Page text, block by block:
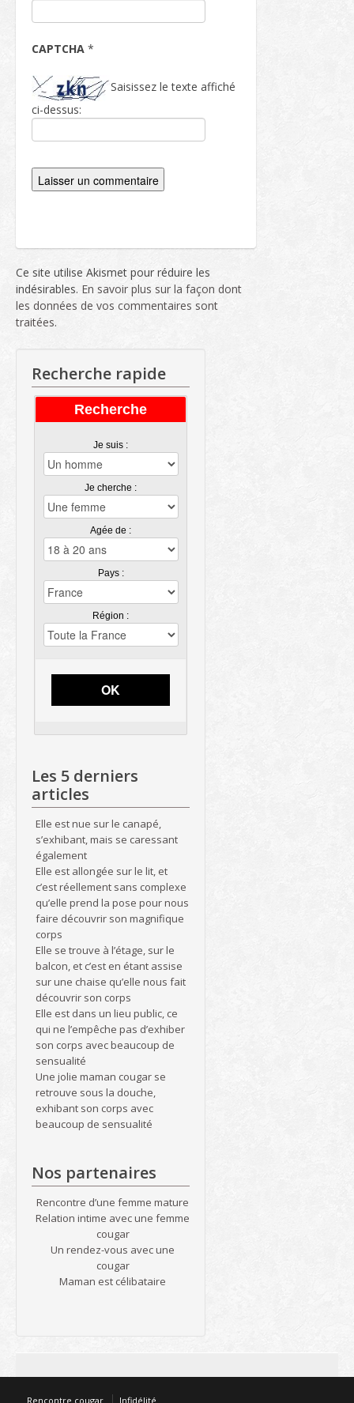
CAPTCHA *
Saisissez le texte affiché
ci-dessus:
Ce site utilise Akismet pour réduire les
indésirables. En savoir plus sur la façon dont
les données de vos commentaires sont
traitées.
Recherche rapide
Recherche
Je suis :
Je cherche :
Agée de :
Pays :
Région :
OK
Les 5 derniers
articles
Elle est nue sur le canapé,
s’exhibant, mais se caressant
également
Elle est allongée sur le lit, et
c’est réellement sans complexe
qu’elle prend la pose pour nous
faire découvrir son magnifique
corps
Elle se trouve à l’étage, sur le
balcon, et c’est en étant assise
sur une chaise qu’elle nous fait
découvrir son corps
Elle est dans un lieu public, ce
qui ne l’empêche pas d’exhiber
son corps avec beaucoup de
sensualité
Une jolie maman cougar se
retrouve sous la douche,
exhibant son corps avec
beaucoup de sensualité
Nos partenaires
Rencontre d’une femme mature
Relation intime avec une femme
cougar
Un rendez-vous avec une
cougar
Maman est célibataire
Rencontre cougar Infidélité